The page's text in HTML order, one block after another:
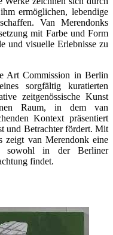
ermöglichen, lebendige
Van Merendonks
mit Farbe und Form
und visuelle Erlebnisse zu
Art Commission in Berlin
sorgfältig kuratierten
zeitgenössische Kunst
Raum, in dem van
Kontext präsentiert
und Betrachter fördert. Mit
zeigt van Merendonk eine
sowohl in der Berliner
findet.